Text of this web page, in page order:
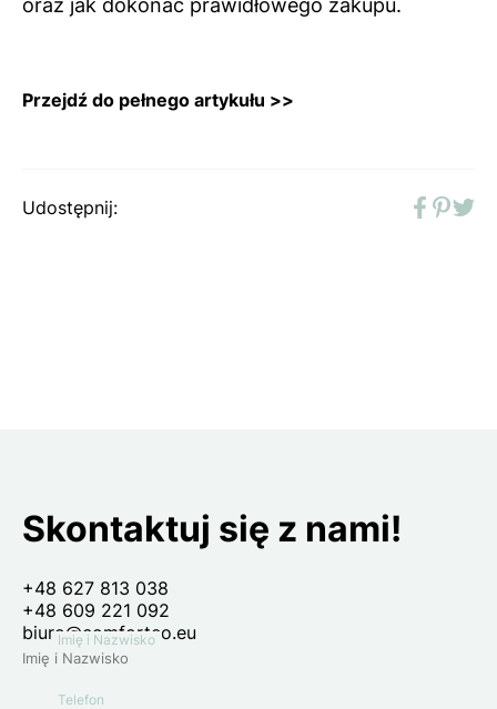
oraz jak dokonać prawidłowego zakupu.
Przejdź do pełnego artykułu >>
Udostępnij:
Skontaktuj się z nami!
+48 627 813 038
+48 609 221 092
biuro@comforteo.eu
Imię i Nazwisko
Telefon